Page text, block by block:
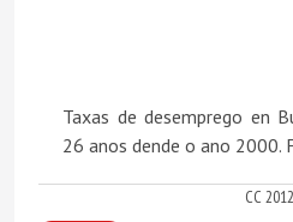
Taxas de desemprego en
26 anos dende o ano 2000.
CC 2012